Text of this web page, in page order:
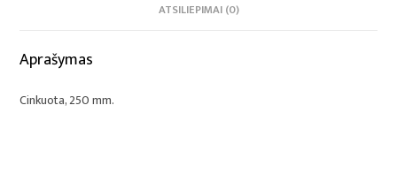
ATSILIEPIMAI (0)
Aprašymas
Cinkuota, 250 mm.